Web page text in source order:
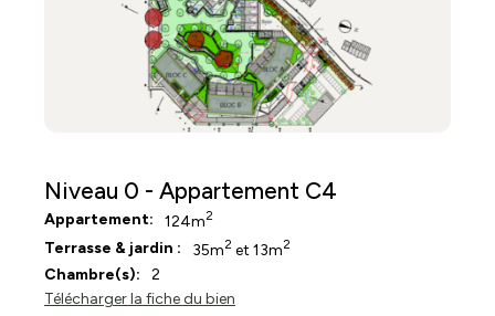
Niveau 0 - Appartement C4
Appartement: 124m2
Terrasse & jardin : 35m2 et 13m2
Chambre(s):
2
Télécharger la fiche du bien